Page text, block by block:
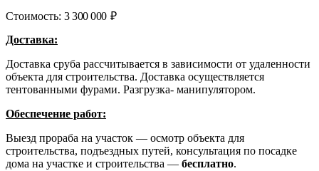
Стоимость: 3 300 000 ₽
Доставка:
Доставка сруба рассчитывается в зависимости от удаленности
объекта для строительства. Доставка осуществляется
тентованными фурами. Разгрузка- манипулятором.
Обеспечение работ:
Выезд прораба на участок — осмотр объекта для
строительства, подъездных путей, консультация по посадке
дома на участке и строительства — бесплатно.